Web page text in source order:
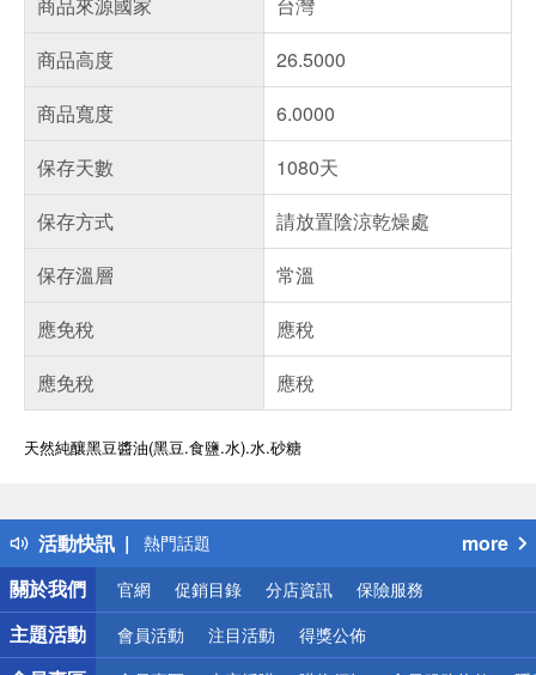
商品高度
26.5000
商品寬度
6.0000
保存天數
1080天
保存方式
請放置陰涼乾燥處
保存溫層
常溫
應免稅
應稅
應免稅
應稅
天然純釀黑豆醬油(黑豆.食鹽.水).水.砂糖
活動快訊
得獎公告
熱門話題
銀行優惠
偏遠地區配送
詐騙網頁！請小心！
more
關於我們
官網 促銷目錄 分店資訊 保險服務
主題活動 會員活動 注目活動 得獎公佈